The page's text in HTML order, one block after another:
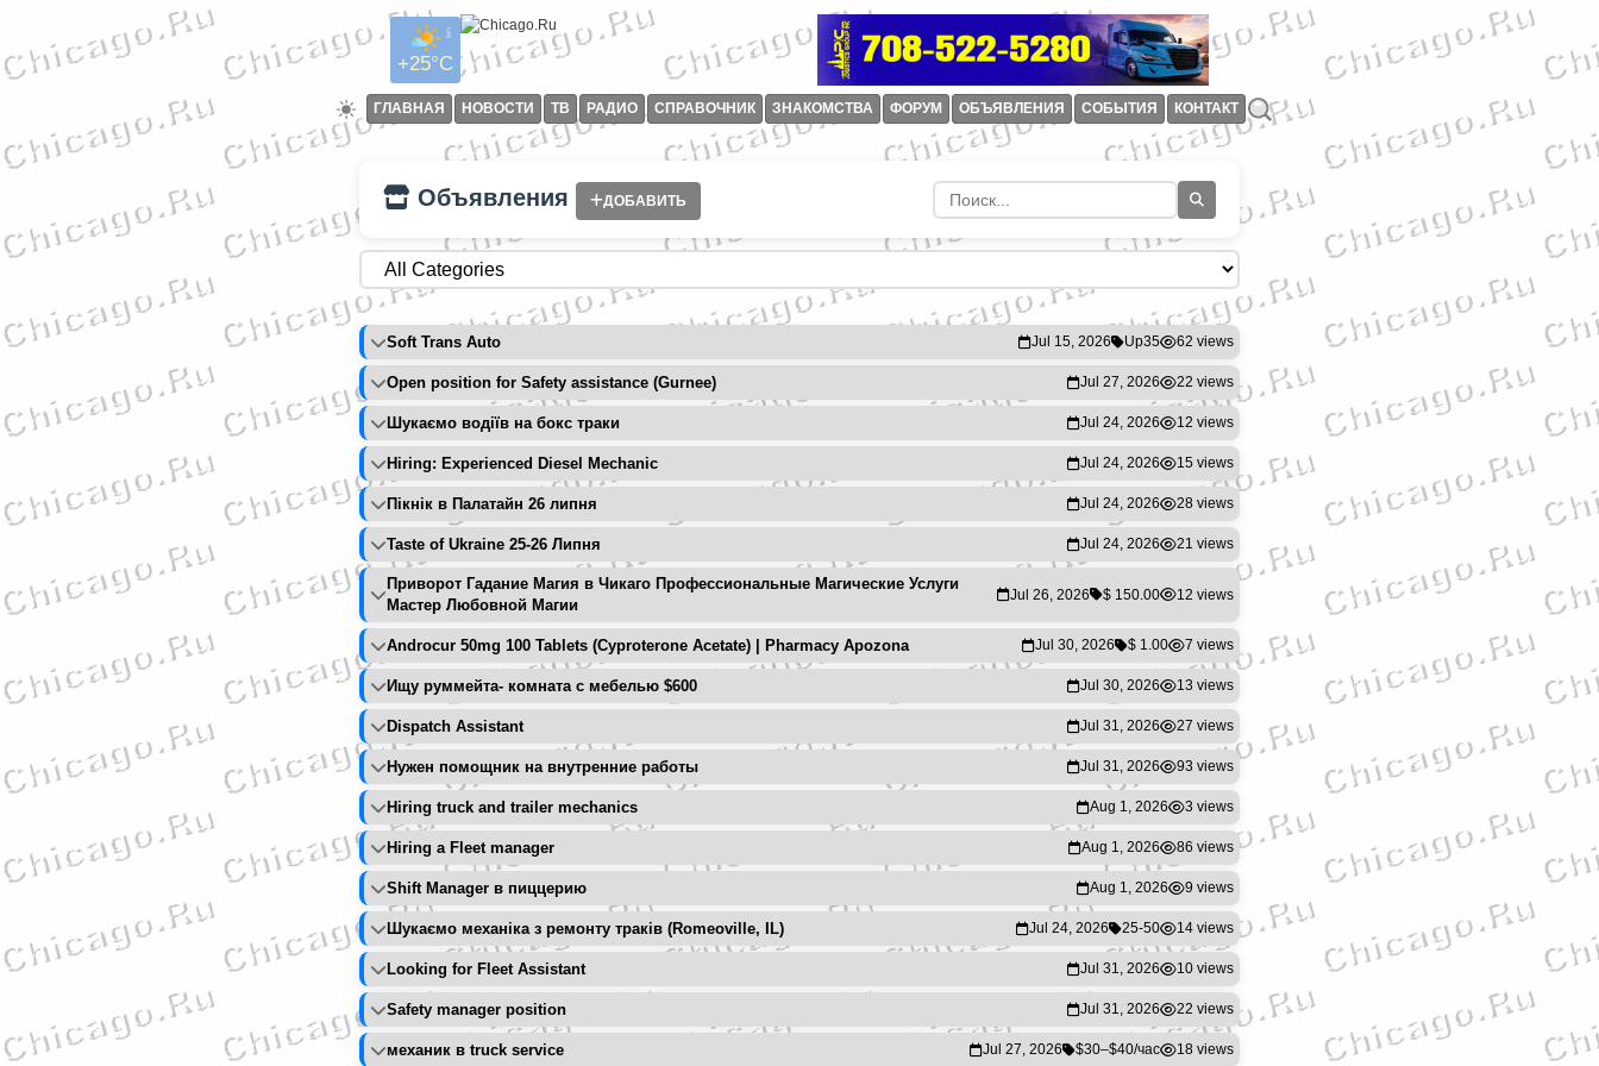
+25°C
ГЛАВНАЯ НОВОСТИ ТВ РАДИО СПРАВОЧНИК ЗНАКОМСТВА ФОРУМ ОБЪЯВЛЕНИЯ СОБЫТИЯ КОНТАКТ
Объявления ДОБАВИТЬ
Soft Trans Auto Jul 15, 2026 Up35 62 views
Open position for Safety assistance (Gurnee) Jul 27, 2026 22 views
Шукаємо водіїв на бокс траки Jul 24, 2026 12 views
Hiring: Experienced Diesel Mechanic Jul 24, 2026 15 views
Пікнік в Палатайн 26 липня Jul 24, 2026 28 views
Taste of Ukraine 25-26 Липня Jul 24, 2026 21 views
Приворот Гадание Магия в Чикаго Профессиональные Магические Услуги
Мастер Любовной Магии
Jul 26, 2026 $ 150.00 12 views
Androcur 50mg 100 Tablets (Cyproterone Acetate) | Pharmacy Apozona Jul 30, 2026 $ 1.00 7 views
Ищу руммейта- комната с мебелью $600 Jul 30, 2026 13 views
Dispatch Assistant Jul 31, 2026 27 views
Нужен помощник на внутренние работы Jul 31, 2026 93 views
Hiring truck and trailer mechanics Aug 1, 2026 3 views
Hiring a Fleet manager Aug 1, 2026 86 views
Shift Manager в пиццерию Aug 1, 2026 9 views
Шукаємо механіка з ремонту траків (Romeoville, IL) Jul 24, 2026 25-50 14 views
Looking for Fleet Assistant Jul 31, 2026 10 views
Safety manager position Jul 31, 2026 22 views
механик в truck service Jul 27, 2026 $30–$40/час 18 views